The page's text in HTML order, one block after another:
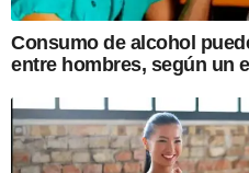
Consumo de alcohol
entre hombres, según un